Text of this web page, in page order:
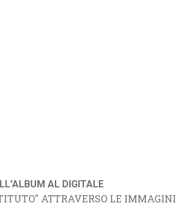
AL DIGITALE
ATTRAVERSO LE IMMAGINI